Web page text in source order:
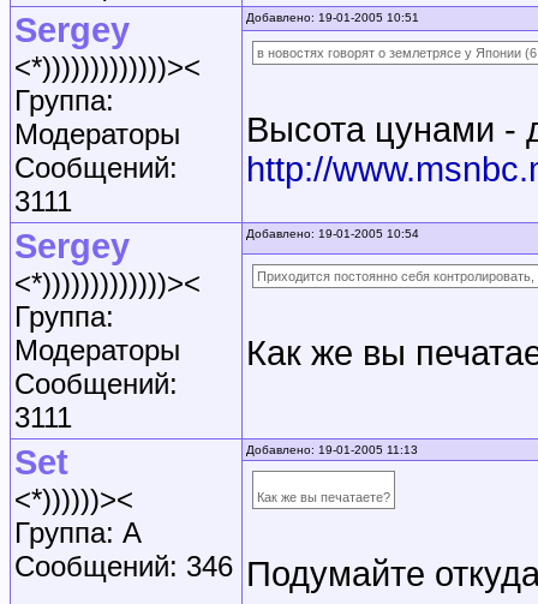
Sergey
<*)))))))))))))><
Группа:
Модераторы
Сообщений:
3111
Добавлено: 19-01-2005 10:51
в новостях говорят о землетрясе у Японии
Высота цунами -
http://
Sergey
<*)))))))))))))><
Группа:
Модераторы
Сообщений:
3111
Добавлено: 19-01-2005 10:54
Приходится постоянно себя
Как же вы
Set
<*))))))><
Группа: A
Сообщений: 346
Добавлено: 19-01-2005 11:13
Как же вы печатаете?
Подумайте